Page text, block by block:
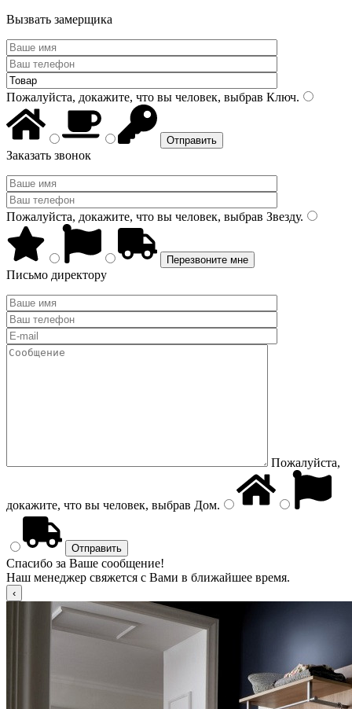
Вызвать замерщика
Пожалуйста, докажите, что вы человек, выбрав Ключ.
Заказать звонок
Пожалуйста, докажите, что вы человек, выбрав Звезду.
Письмо директору
Пожалуйста,
докажите, что вы человек, выбрав Дом.
Спасибо за Ваше сообщение!
Наш менеджер свяжется с Вами в ближайшее время.